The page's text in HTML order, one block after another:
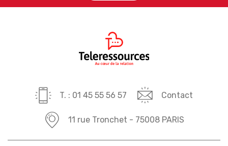
T. : 01 45 55 56 57 Contact
11 rue Tronchet - 75008 PARIS